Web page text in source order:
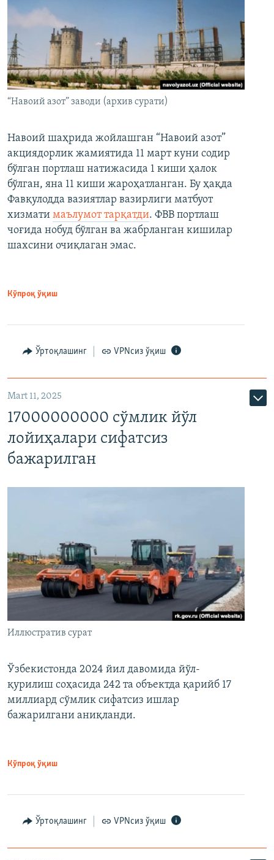
“Навоий азот” заводи (архив сурати)
Навоий шаҳрида жойлашган “Навоий азот”
акциядорлик жамиятида 11 март куни содир
бўлган портлаш натижасида 1 киши ҳалок
бўлган, яна 11 киши жароҳатланган. Бу ҳақда
Фавқулодда вазиятлар вазирлиги матбуот
хизмати маълумот тарқатди. ФВВ портлаш
чоғида нобуд бўлган ва жабрланган кишилар
шахсини очиқлаган эмас.
Кўпроқ ўқиш
Ўртоқлашинг VPNсиз ўқиш
Mart 11, 2025
17000000000 сўмлик йўл
лойиҳалари сифатсиз
бажарилган
Иллюстратив сурат
Ўзбекистонда 2024 йил давомида йўл-
қурилиш соҳасида 242 та объектда қарийб 17
миллиард сўмлик сифатсиз ишлар
бажарилгани аниқланди.
Кўпроқ ўқиш
Ўртоқлашинг VPNсиз ўқиш